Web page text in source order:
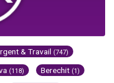
& Travail (747)
(118) Berechit (1)